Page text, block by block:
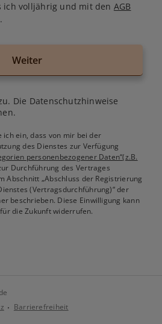
ich volljährig und mit den AGB
Weiter
Die Datenschutzhinweise
ein, dass von mir bei der
des Dienstes zur Verfügung
personenbezogener Daten“(z.B.
Durchführung des Vertrages
Abschnitt „Abschluss der Registrierung
(Vertragsdurchführung)“ der
beschrieben. Diese Einwilligung kann
die Zukunft widerrufen.
Barrierefreiheit